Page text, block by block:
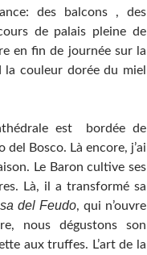
des balcons , des
de palais pleine de
en fin de journée sur la
couleur dorée du miel
est bordée de
Bosco. Là encore, j’ai
Le Baron cultive ses
Là, il a transformé sa
del Feudo, qui n’ouvre
nous dégustons son
aux truffes. L’art de la